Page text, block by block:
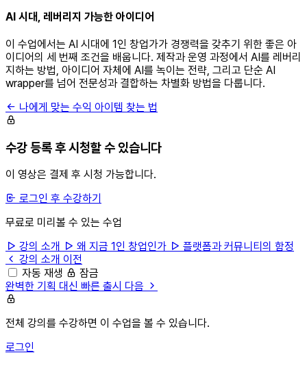
AI 시대, 레버리지 가능한 아이디어
이 수업에서는 AI 시대에 1인 창업가가 경쟁력을 갖추기 위한 좋은 아
이디어의 세 번째 조건을 배웁니다. 제작과 운영 과정에서 AI를 레버리
지하는 방법, 아이디어 자체에 AI를 녹이는 전략, 그리고 단순 AI
wrapper를 넘어 전문성과 결합하는 차별화 방법을 다룹니다.
나에게 맞는 수익 아이템 찾는 법
수강 등록 후 시청할 수 있습니다
이 영상은 결제 후 시청 가능합니다.
로그인 후 수강하기
무료로 미리볼 수 있는 수업
강의 소개
왜 지금 1인 창업인가
플랫폼과 커뮤니티의 함정
강의 소개 이전
자동 재생
잠금
완벽한 기획 대신 빠른 출시 다음
전체 강의를 수강하면 이 수업을 볼 수 있습니다.
로그인